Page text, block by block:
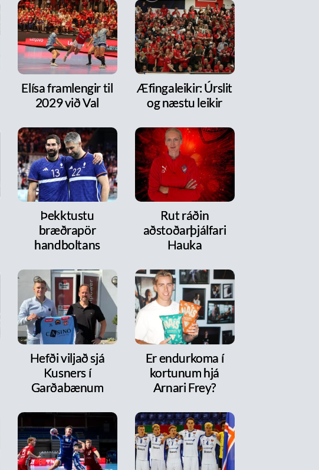
Elísa framlengir til
2029 við Val
Æfingaleikir: Úrslit
og næstu leikir
Þekktustu
bræðrapör
handboltans
Rut ráðin
aðstoðarþjálfari
Hauka
Hefði viljað sjá
Kusners í
Garðabænum
Er endurkoma í
kortunum hjá
Arnari Frey?